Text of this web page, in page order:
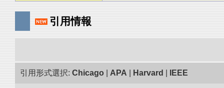
引用情報
引用形式選択: Chicago APA Harvard IEEE